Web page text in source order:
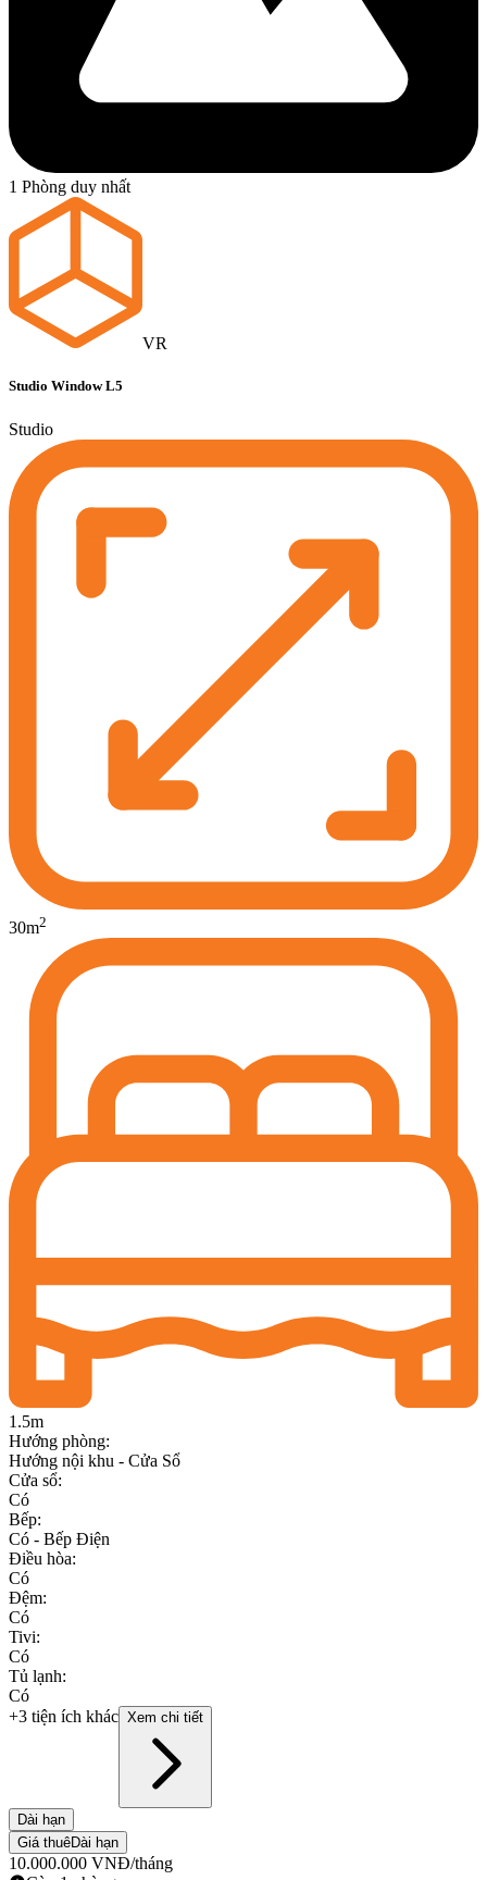
1 Phòng duy nhất
VR
Studio Window L5
Studio
30m2
1.5m
Hướng phòng:
Hướng nội khu - Cửa Sổ
Cửa sổ:
Có
Bếp:
Có - Bếp Điện
Điều hòa:
Có
Đệm:
Có
Tivi:
Có
Tủ lạnh:
Có
+3 tiện ích khác Xem chi tiết
Dài hạn
Giá thuêDài hạn
10.000.000 VNĐ/tháng